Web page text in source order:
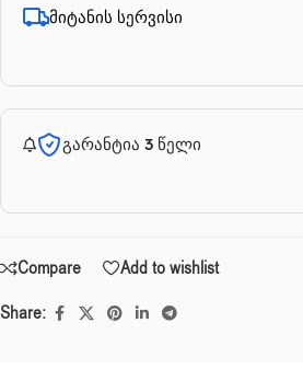
მიტანის სერვისი
გარანტია 3 წელი
Compare
Add to wishlist
Share: